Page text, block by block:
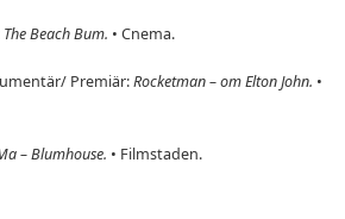
The Beach Bum. • Cnema.
Premiär:Rocketman – om Elton John. •
– Blumhouse. • Filmstaden.